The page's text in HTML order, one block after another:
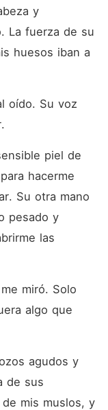
y
La fuerza de su
huesos iban a
oído. Su voz
piel de
hacerme
Su otra mano
pesado y
las
miró. Solo
algo que
agudos y
de sus
mis muslos, y